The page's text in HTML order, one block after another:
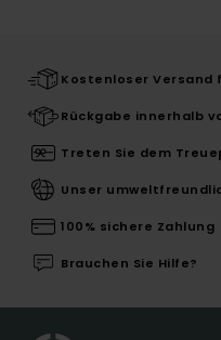
Kostenloser Versand
Rückgabe innerhalb
Treten Sie dem
Unser
100% sichere Zahlung
Brauchen Sie Hilfe?